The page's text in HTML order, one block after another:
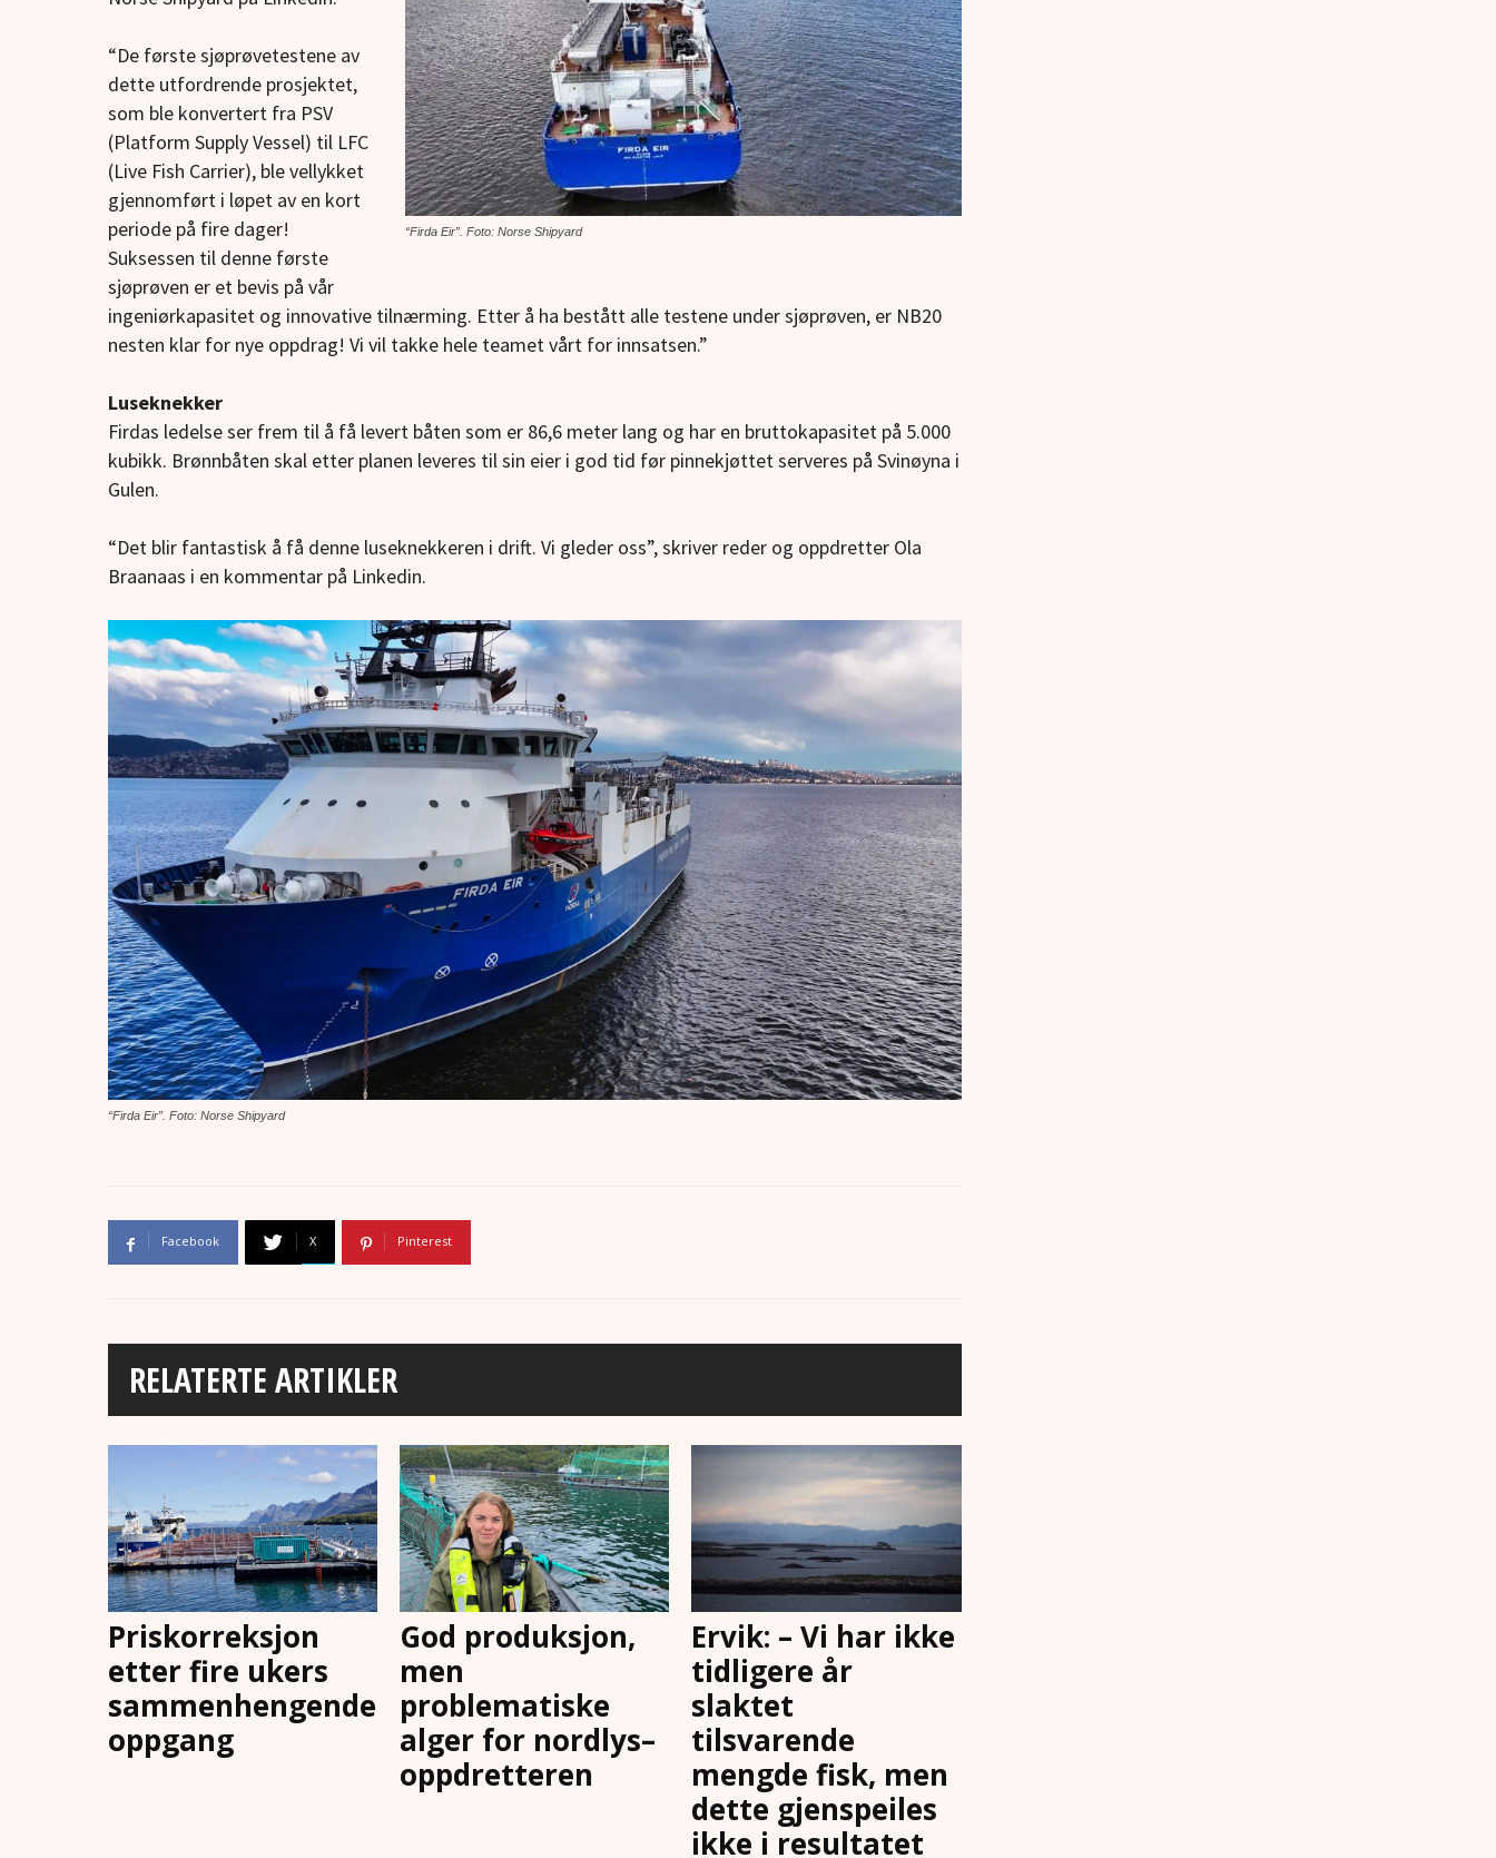
“Firda Eir”. Foto: Norse Shipyard
“De første sjøprøvetestene av
dette utfordrende prosjektet,
som ble konvertert fra PSV
(Platform Supply Vessel) til LFC
(Live Fish Carrier), ble vellykket
gjennomført i løpet av en kort
periode på fire dager!
Suksessen til denne første
sjøprøven er et bevis på vår
ingeniørkapasitet og innovative tilnærming. Etter å ha bestått alle testene under sjøprøven, er NB20
nesten klar for nye oppdrag! Vi vil takke hele teamet vårt for innsatsen.”
Luseknekker
Firdas ledelse ser frem til å få levert båten som er 86,6 meter lang og har en bruttokapasitet på 5.000
kubikk. Brønnbåten skal etter planen leveres til sin eier i god tid før pinnekjøttet serveres på Svinøyna i
Gulen.
“Det blir fantastisk å få denne luseknekkeren i drift. Vi gleder oss”, skriver reder og oppdretter Ola
Braanaas i en kommentar på Linkedin.
“Firda Eir”. Foto: Norse Shipyard
Facebook X Pinterest
RELATERTE ARTIKLER
Priskorreksjon
etter fire ukers
sammenhengende
oppgang
God produksjon,
men
problematiske
alger for nordlys–
oppdretteren
Ervik: – Vi har ikke
tidligere år
slaktet
tilsvarende
mengde fisk, men
dette gjenspeiles
ikke i resultatet